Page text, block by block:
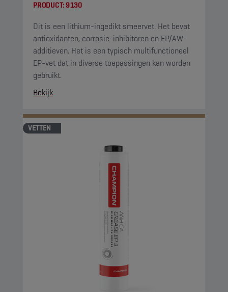
PRODUCT:9130
Dit is een lithium-ingedikt smeervet. Het bevat
antioxidanten, corrosie-inhibitoren en EP/AW-
additieven. Het is een typisch multifunctioneel
EP-vet dat in diverse toepassingen kan worden
gebruikt.
Bekijk
VETTEN